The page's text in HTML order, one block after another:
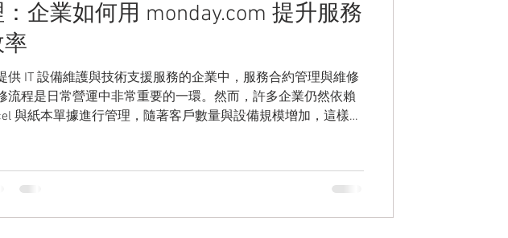
企業如何用 monday.com 提升服務
供 IT 設備維護與技術支援服務的企業中，服務合約管理與維修
流程是日常營運中非常重要的一環。然而，許多企業仍然依賴
與紙本單據進行管理，隨著客戶數量與設備規模增加，這樣的
維修工單系統，讓企業的服務管理流程全面數位化。